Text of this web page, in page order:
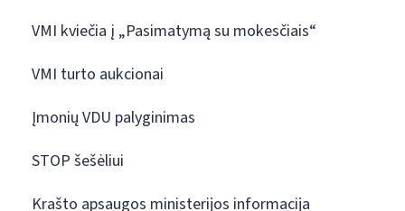
VMI kviečia į „Pasimatymą su mokesčiais“
VMI turto aukcionai
Įmonių VDU palyginimas
STOP šešėliui
Krašto apsaugos ministerijos informacija